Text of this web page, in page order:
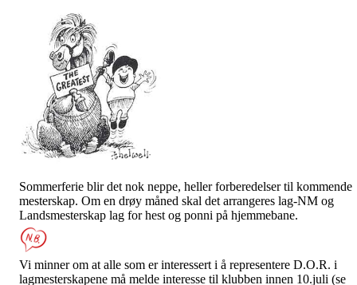
Sommerferie blir det nok neppe, heller forberedelser til kommende
mesterskap. Om en drøy måned skal det arrangeres lag-NM og
Landsmesterskap lag for hest og ponni på hjemmebane.
Vi minner om at alle som er interessert i å representere D.O.R. i
lagmesterskapene må melde interesse til klubben innen 10.juli (se